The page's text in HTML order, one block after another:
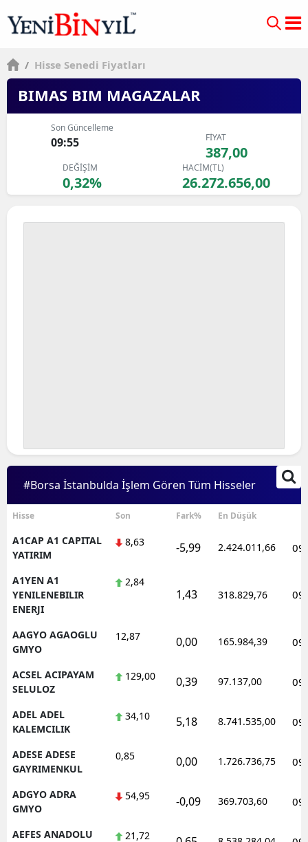
/ Hisse Senedi Fiyatları
BIMAS BIM MAGAZALAR
Son Güncelleme
09:55 FİYAT
387,00
DEĞİŞİM
0,32%
HACİM(TL)
26.272.656,00
#Borsa İstanbulda İşlem Gören Tüm Hisseler
Hisse Son Fark% En Düşük
A1CAP A1 CAPITAL
YATIRIM
8,63 -5,99 2.424.011,66
A1YEN A1
YENILENEBILIR
ENERJI
2,84
1,43 318.829,76
AAGYO AGAOGLU
GMYO
12,87 0,00 165.984,39
ACSEL ACIPAYAM
SELULOZ
129,00 0,39 97.137,00
ADEL ADEL
KALEMCILIK
34,10 5,18 8.741.535,00
ADESE ADESE
GAYRIMENKUL
0,85 0,00 1.726.736,75
ADGYO ADRA
GMYO
54,95 -0,09 369.703,60
AEFES ANADOLU
21,72